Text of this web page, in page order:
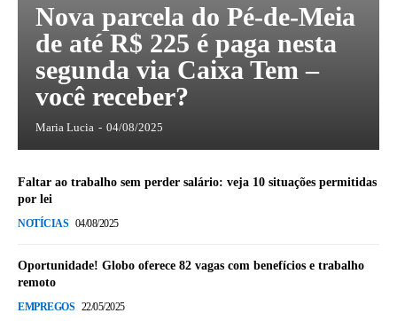
Nova parcela do Pé-de-Meia
de até R$ 225 é paga nesta
segunda via Caixa Tem –
você receber?
Maria Lucia - 04/08/2025
Faltar ao trabalho sem perder salário: veja 10 situações permitidas
por lei
NOTÍCIAS 04/08/2025
Oportunidade! Globo oferece 82 vagas com benefícios e trabalho
remoto
EMPREGOS 22/05/2025